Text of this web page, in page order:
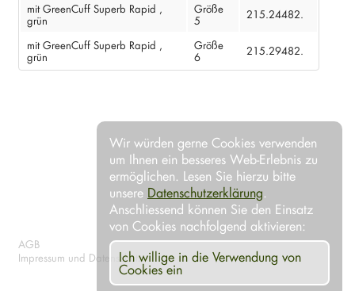
mit GreenCuff Superb Rapid ,
grün
Größe
5
215.24482.
mit GreenCuff Superb Rapid ,
grün
Größe
6
215.29482.
AGB
Impressum und Datenschutz
Wir würden gerne Cookies verwenden
um Ihnen ein besseres Web-Erlebnis zu
ermöglichen. Lesen Sie hierzu bitte
unsere Datenschutzerklärung.
Anschliessend können Sie den Einsatz
von Cookies nachfolgend aktivieren:
Ich willige in die Verwendung von
Cookies ein